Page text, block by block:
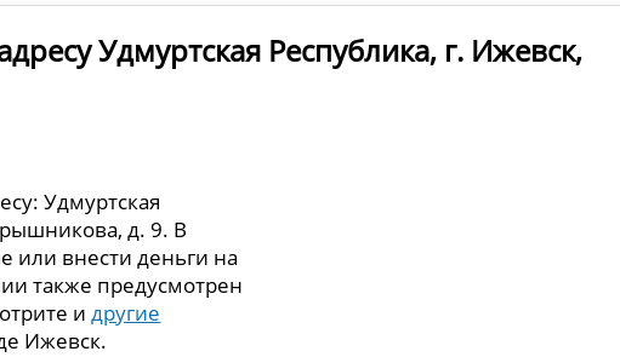
Удмуртская Республика, г. Ижевск,
Удмуртская
д. 9. В
или внести деньги на
также предусмотрен
идругие
Ижевск.